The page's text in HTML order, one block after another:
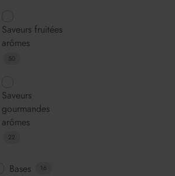
Saveurs fruitées
arômes
50
Saveurs
gourmandes
arômes
22
Bases 16